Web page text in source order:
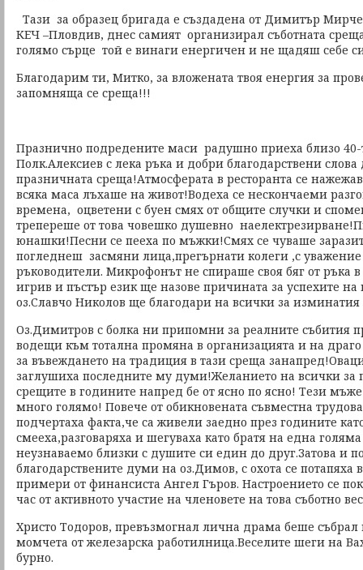
Тази за образец бригада е създадена от Димитър
КЕЧ –Пловдив, днес самият организирал съботната
голямо сърце той е винаги енергичен и не щадяш себе
Благодарим ти, Митко, за вложената твоя енергия за
запомняща се среща!!!
Празнично подредените маси радушно приеха близо 40-
Полк.Алексиев с лека ръка и добри благодарствени
празничната среща!Атмосферата в ресторанта се
всяка маса лъхаше на живот!Водеха се нескончаеми
времена, оцветени с буен смях от общите случки и
трепереше от това човешко душевно
юнашки!Песни се пееха по мъжки!Смях се чуваше
погледнеш засмяни лица,прегърнати колеги ,с уважение
ръководители. Микрофонът не спираше своя бяг от ръка в
игрив и пъстър език ще назове причината за успехите
оз.Славчо Николов ще благодари на всички за
Оз.Димитров с болка ни припомни за реалните събития
водещи към тотална промяна в организацията и на
за въвеждането на традиция в тази среща
заглушиха последните му думи!Желанието на всички за
срещите в годините напред бе от ясно по ясно! Тези
много голямо! Повече от обикновената съвместна
подчертаха факта,че са живели заедно през годините
смееха,разговаряха и шегуваха като братя на една
неузнаваемо близки с душите си един до друг.Затова и
благодарствените думи на оз.Димов, с охота се потапяха
примери от финансиста Ангел Гъров. Настроението се
час от активното участие на членовете на това съботно
Христо Тодоров, превъзмогнал лична драма беше събрал
момчета от железарска работилница.Веселите шеги на
бурно.